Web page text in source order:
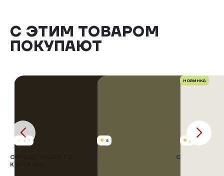
С ЭТИМ ТОВАРОМ
ПОКУПАЮТ
4.7
САЛО ДОМАШНЕГО
КОПЧЕНИЯ
5
НОВИНКА
5
СМЕТАНА, 20%